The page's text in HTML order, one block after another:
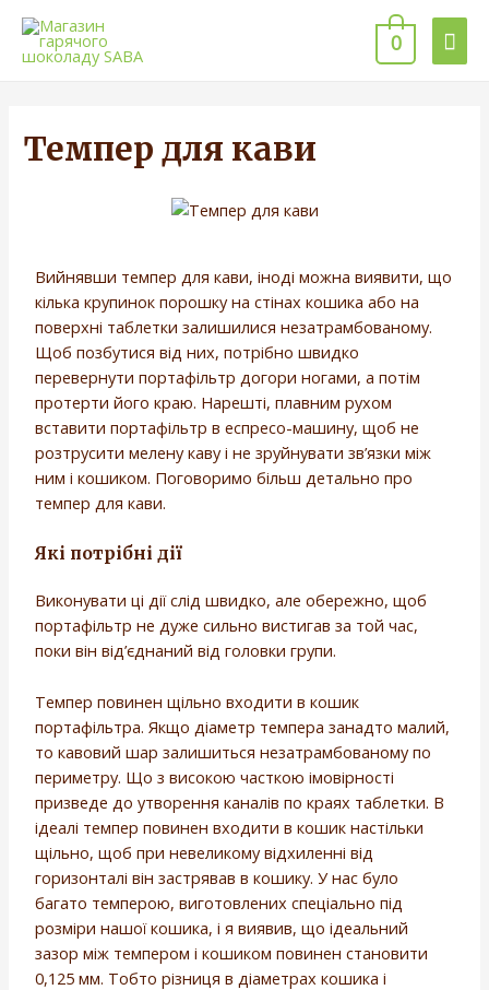
0
Темпер для кави
Вийнявши темпер для кави, іноді можна виявити, що
кілька крупинок порошку на стінах кошика або на
поверхні таблетки залишилися незатрамбованому.
Щоб позбутися від них, потрібно швидко
перевернути портафільтр догори ногами, а потім
протерти його краю. Нарешті, плавним рухом
вставити портафільтр в еспресо-машину, щоб не
розтрусити мелену каву і не зруйнувати зв’язки між
ним і кошиком. Поговоримо більш детально про
темпер для кави.
Які потрібні дії
Виконувати ці дії слід швидко, але обережно, щоб
портафільтр не дуже сильно вистигав за той час,
поки він від’єднаний від головки групи.
Темпер повинен щільно входити в кошик
портафільтра. Якщо діаметр темпера занадто малий,
то кавовий шар залишиться незатрамбованому по
периметру. Що з високою часткою імовірності
призведе до утворення каналів по краях таблетки. В
ідеалі темпер повинен входити в кошик настільки
щільно, щоб при невеликому відхиленні від
горизонталі він застрявав в кошику. У нас було
багато темперою, виготовлених спеціально під
розміри нашої кошика, і я виявив, що ідеальний
зазор між темпером і кошиком повинен становити
0,125 мм. Тобто різниця в діаметрах кошика і